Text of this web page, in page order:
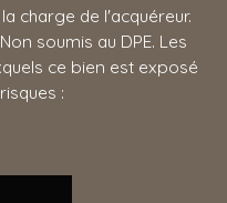
charge de l'acquéreur.
soumis au DPE. Les
ce bien est exposé
: